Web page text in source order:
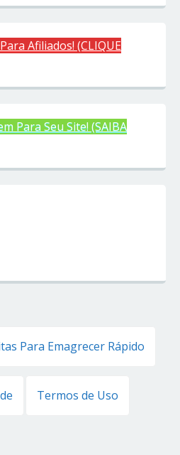
Afiliados! (CLIQUE
Para Seu Site! (SAIBA
Para Emagrecer Rápido
Termos de Uso